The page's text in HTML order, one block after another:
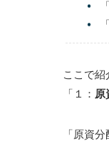
ここで
「１： 原
「原資